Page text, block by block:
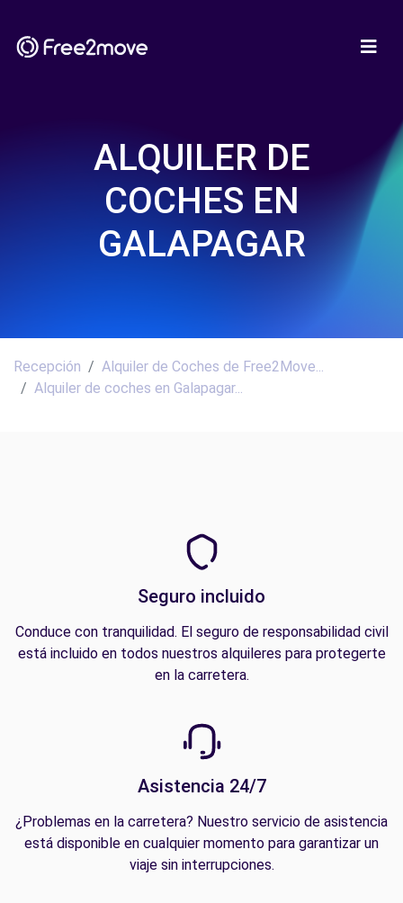
ALQUILER DE
COCHES EN
GALAPAGAR
Recepción
Alquiler de Coches de Free2Move...
Alquiler de coches en Galapagar...
Seguro incluido
Conduce con tranquilidad. El seguro de responsabilidad civil
está incluido en todos nuestros alquileres para protegerte
en la carretera.
Asistencia 24/7
¿Problemas en la carretera? Nuestro servicio de asistencia
está disponible en cualquier momento para garantizar un
viaje sin interrupciones.